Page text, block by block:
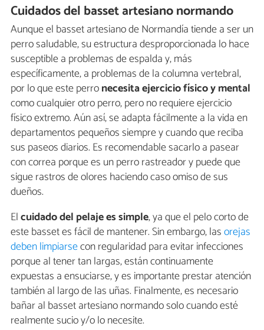
Cuidados del basset artesiano normando
Aunque el basset artesiano de Normandía tiende a ser un
perro saludable, su estructura desproporcionada lo hace
susceptible a problemas de espalda y, más
específicamente, a problemas de la columna vertebral,
por lo que este perronecesita ejercicio físico y mental
como cualquier otro perro, pero no requiere ejercicio
físico extremo. Aún así, se adapta fácilmente a la vida en
departamentos pequeños siempre y cuando que reciba
sus paseos diarios. Es recomendable sacarlo a pasear
con correa porque es un perro rastreador y puede que
sigue rastros de olores haciendo caso omiso de sus
dueños.
Elcuidado del pelaje es simple, ya que el pelo corto de
este basset es fácil de mantener. Sin embargo, lasorejas
deben limpiarsecon regularidad para evitar infecciones
porque al tener tan largas, están continuamente
expuestas a ensuciarse, y es importante prestar atención
también al largo de las uñas. Finalmente, es necesario
bañar al basset artesiano normando solo cuando esté
realmente sucio y/o lo necesite.